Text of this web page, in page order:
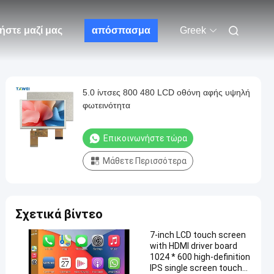
μαζί μας απόσπασμα Greek
5.0 ίντσες 800 480 LCD οθόνη αφής υψηλή
φωτεινότητα
Επικοινωνήστε τώρα
Μάθετε Περισσότερα
Σχετικά βίντεο
7-inch LCD touch screen
with HDMI driver board
1024 * 600 high-definition
IPS single screen touch